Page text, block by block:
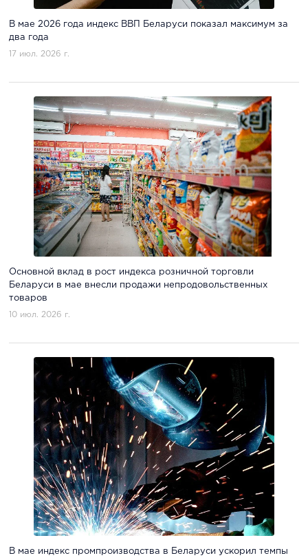
В мае 2026 года индекс ВВП Беларуси показал максимум за
два года
17 июл. 2026 г.
Основной вклад в рост индекса розничной торговли
Беларуси в мае внесли продажи непродовольственных
товаров
10 июл. 2026 г.
В мае индекс промпроизводства в Беларуси ускорил темпы